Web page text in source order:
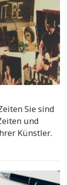
Sie sind
und
Künstler.